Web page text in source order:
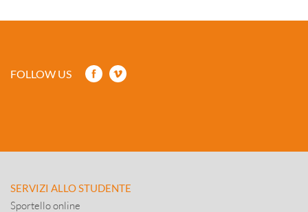
FOLLOW US
SERVIZI ALLO STUDENTE
Sportello online